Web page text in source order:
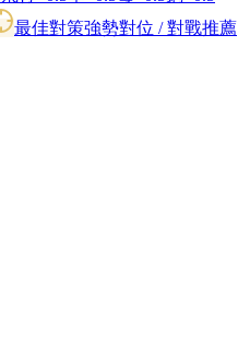
最佳對策強勢對位 / 對戰推薦